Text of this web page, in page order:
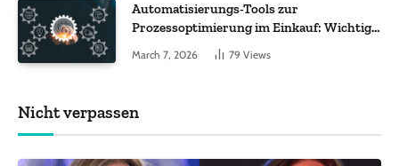
Automatisierungs-Tools zur
Prozessoptimierung im Einkauf: Wichtige
Funktionen, auf die Sie achten sollten
March 7, 2026 79 Views
Nicht verpassen